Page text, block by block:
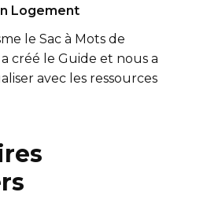
Logement
le Sac à Mots de
créé le Guide et nous a
avec les ressources